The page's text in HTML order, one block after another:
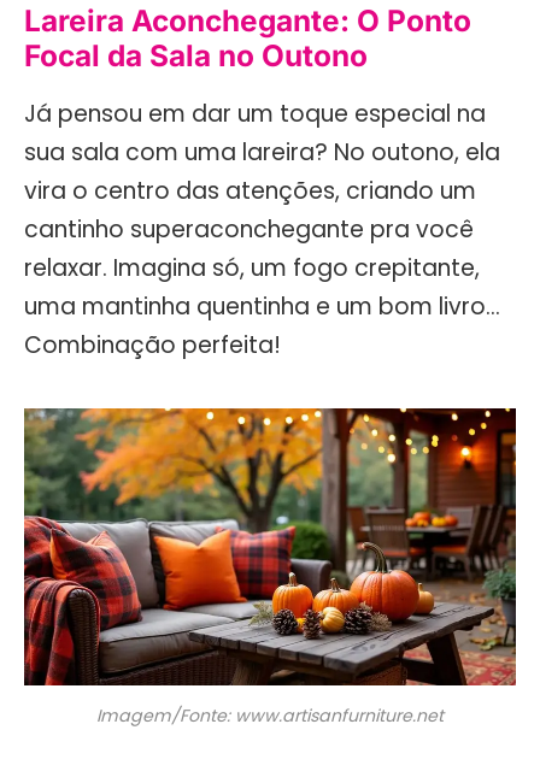
Lareira Aconchegante: O Ponto
Focal da Sala no Outono
Já pensou em dar um toque especial na
sua sala com uma lareira? No outono, ela
vira o centro das atenções, criando um
cantinho superaconchegante pra você
relaxar. Imagina só, um fogo crepitante,
uma mantinha quentinha e um bom livro…
Combinação perfeita!
Imagem/Fonte: www.artisanfurniture.net